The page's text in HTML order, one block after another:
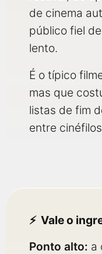
de cinema
público fiel
lento.
É o típico
mas que
listas de fim
entre
Vale o
Ponto alto: a